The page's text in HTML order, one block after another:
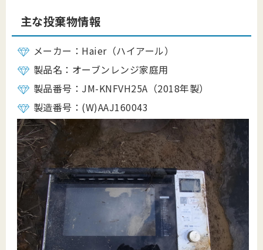
主な投棄物情報
メーカー：Haier（ハイアール）
製品名：オーブンレンジ家庭用
製品番号：JM-KNFVH25A（2018年製）
製造番号：(W)AAJ160043